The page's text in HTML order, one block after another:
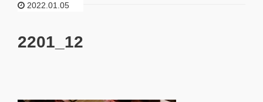
2022.01.05
2201_12